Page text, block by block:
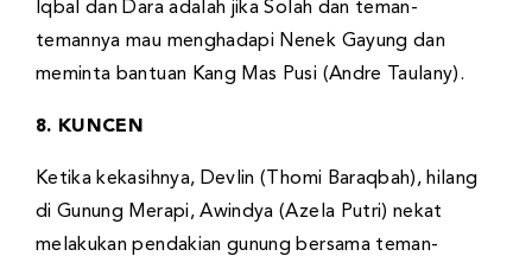
Iqbal dan Dara adalah jika Solah dan teman-
temannya mau menghadapi Nenek Gayung dan
meminta bantuan Kang Mas Pusi (Andre Taulany).
8. KUNCEN
Ketika kekasihnya, Devlin (Thomi Baraqbah), hilang
di Gunung Merapi, Awindya (Azela Putri) nekat
melakukan pendakian gunung bersama teman-